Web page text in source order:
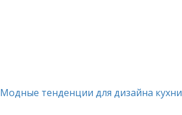
Модные тенденции для дизайна кухни